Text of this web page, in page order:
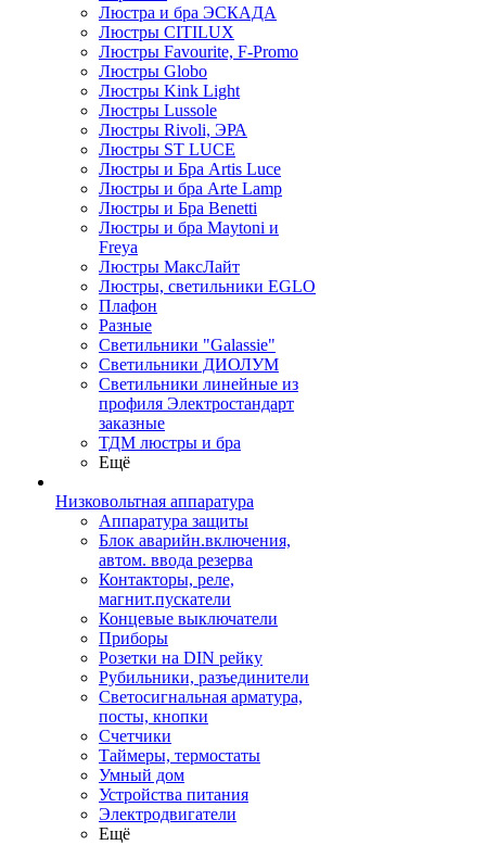
Люстра и бра ЭСКАДА
Люстры CITILUX
Люстры Favourite, F-Promo
Люстры Globo
Люстры Kink Light
Люстры Lussole
Люстры Rivoli, ЭРА
Люстры ST LUCE
Люстры и Бра Artis Luce
Люстры и бра Arte Lamp
Люстры и Бра Benetti
Люстры и бра Maytoni и
Freya
Люстры МаксЛайт
Люстры, светильники EGLO
Плафон
Разные
Светильники "Galassie"
Светильники ДИОЛУМ
Светильники линейные из
профиля Электростандарт
заказные
ТДМ люстры и бра
Ещё
Низковольтная аппаратура
Аппаратура защиты
Блок аварийн.включения,
автом. ввода резерва
Контакторы, реле,
магнит.пускатели
Концевые выключатели
Приборы
Розетки на DIN рейку
Рубильники, разъединители
Светосигнальная арматура,
посты, кнопки
Счетчики
Таймеры, термостаты
Умный дом
Устройства питания
Электродвигатели
Ещё